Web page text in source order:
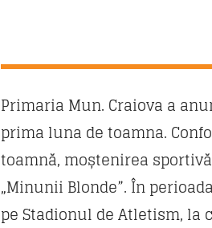
Primaria Mun. Craiova a
prima luna de toamna.
toamnă, moștenirea
„Minunii Blonde”. În
pe Stadionul de Atletism, la